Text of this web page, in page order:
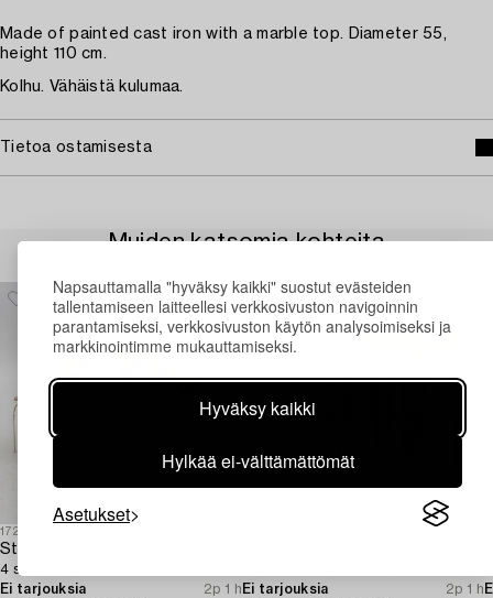
Napsauttamalla "hyväksy kaikki" suostut evästeiden
tallentamiseen laitteellesi verkkosivuston navigoinnin
parantamiseksi, verkkosivuston käytön analysoimiseksi ja
markkinointimme mukauttamiseksi.
Hyväksy kaikki
Hylkää ei-välttämättömät
Asetukset
Made of painted cast iron with a marble top. Diameter 55,
height 110 cm.
Kolhu. Vähäistä kulumaa.
Tietoa ostamisesta
Muiden katsomia kohteita
1729904
Stolar,
4 st, sent 1900-tal.
Ei tarjouksia
2p 1 h Ei tarjouksia
2p 1 h